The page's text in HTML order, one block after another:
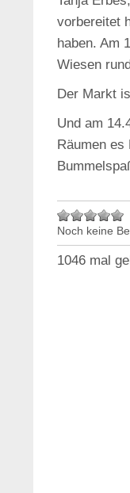
vorbereitet
haben. Am
Wiesen
Der Markt
Und am
Räumen es
Noch keine
1046 mal